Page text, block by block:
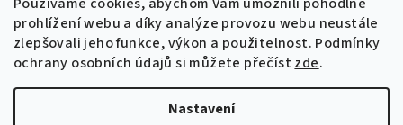
prohlížení webu a díky analýze provozu webu neustále
zlepšovali jeho funkce, výkon a použitelnost. Podmínky
ochrany osobních údajů si můžete přečíst zde.
Nastavení
Možnosti úhrady